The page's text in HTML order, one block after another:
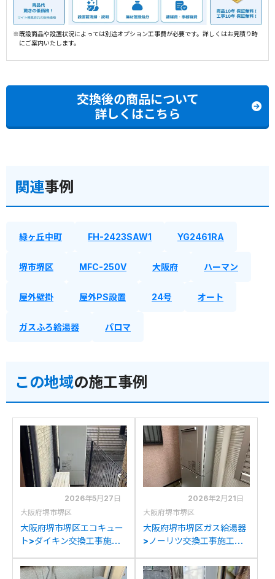
※既設商品や設置状況によっては別途オプション工事費が必要です。詳しくはお見積り時
にご案内いたします。
交換後の商品について
詳しくはこちら
関連事例
緑ヶ丘中町 FH-2423SAW1 YG2461RA
堺市堺区 MFC-250V 大阪府 ハーマン
屋外壁掛 屋外PS設置 24号 オート
ガスふろ給湯器 パロマ
この地域の施工事例
2026年5月27日
大阪府堺市堺区
大阪府堺市堺区エコキュー
ト>ダイキン交換工事施工
BLからダイキン
2026年2月21日
大阪府堺市堺区
大阪府堺市堺区ガス給湯器
>ノーリツ交換工事施工事
2428SAWXからノーリツ